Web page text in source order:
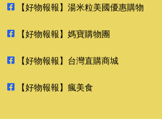
【好物報報】湯米粒美國優惠購物
【好物報報】媽寶購物團
【好物報報】台灣直購商城
【好物報報】瘋美食